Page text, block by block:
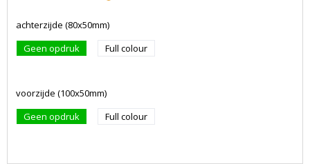
achterzijde (80x50mm)
Geen opdruk
Full colour
voorzijde (100x50mm)
Geen opdruk
Full colour